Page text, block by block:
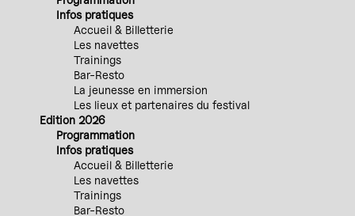
Infos pratiques
Accueil & Billetterie
Les navettes
Trainings
Bar-Resto
La jeunesse en immersion
Les lieux et partenaires du festival
Edition 2026
Programmation
Infos pratiques
Accueil & Billetterie
Les navettes
Trainings
Bar-Resto